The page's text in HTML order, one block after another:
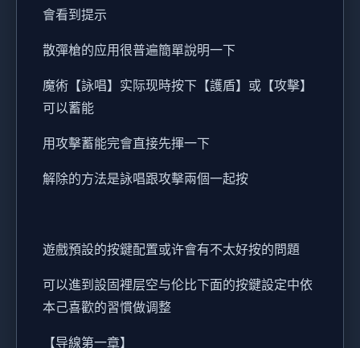
會看到提示
散彈槍的应用很普遍簡單說明一下
魔術【詠唱】实际现時按下【護盾】或【攻擊】
可以蓄能
用攻擊蓄能完會直接先揮一下
解除的方法是詠唱跟攻擊兩個一起按
遊戲預設的按鍵配置或许會有不太好按的問題
可以進到設固裡层空与伦比下面的按鍵設定中依
本己喜歡的習慣做调整
【导線第一章】